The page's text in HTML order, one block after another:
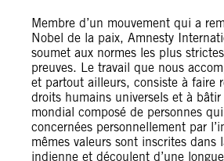
Membre d’un mouvement qui a
Nobel de la paix, Amnesty
soumet aux normes les plus
preuves. Le travail que nous
et partout ailleurs, consiste à faire
droits humains universels et à
mondial composé de personnes
concernées personnellement par
mêmes valeurs sont inscrites dans
indienne et découlent d’une